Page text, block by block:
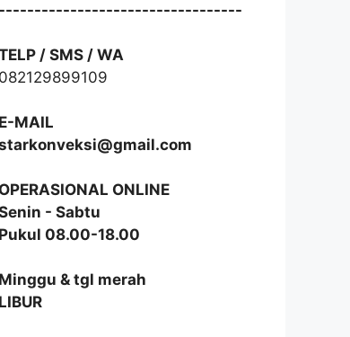
----------------------------------
/ SMS / WA
082129899109
E-MAIL
OPERASIONAL ONLINE
- Sabtu
Pukul 08.00-18.00
Minggu & tgl merah
LIBUR